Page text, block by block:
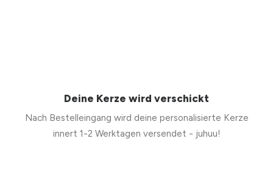
Deine Kerze wird verschickt
Nach Bestelleingang wird deine personalisierte Kerze
innert 1-2 Werktagen versendet - juhuu!